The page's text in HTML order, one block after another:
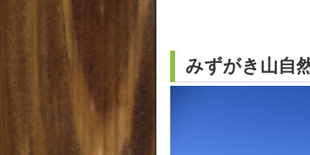
みずがき山自